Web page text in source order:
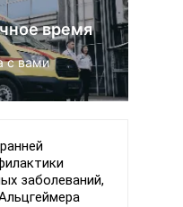
время
с вами
заболеваний,